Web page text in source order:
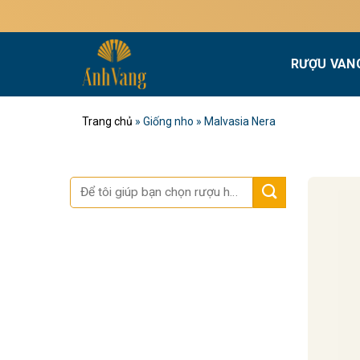
qua
RƯỢU
Trang chủ » Giống nho » Malvasia Nera
Tìm
kiếm: